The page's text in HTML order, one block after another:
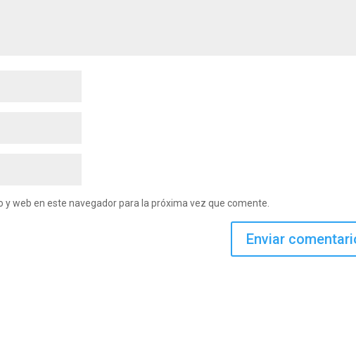
web en este navegador para la próxima vez que comente.